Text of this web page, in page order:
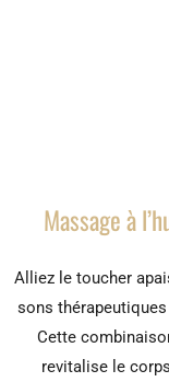
Massage à
Alliez le toucher
sons
Cette
revitalise le